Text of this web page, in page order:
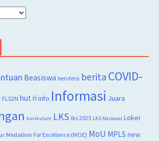
Beasiswa bendera berita COVID-
FLS2N hut ri info Informasi Juara
kurikulum LKS lks 2025 LKS Nasional Loker
Medallion For Excellence (MOE) MoU MPLS new